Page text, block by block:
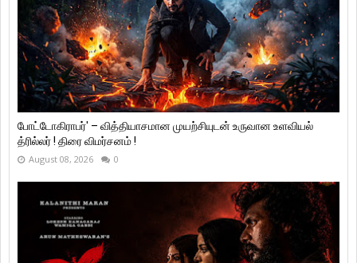
போட்டோகிராபர்' – வித்தியாசமான முயற்சியுடன் உருவான உளவியல்
த்ரில்லர் ! திரை விமர்சனம் !
August 08, 2026 0